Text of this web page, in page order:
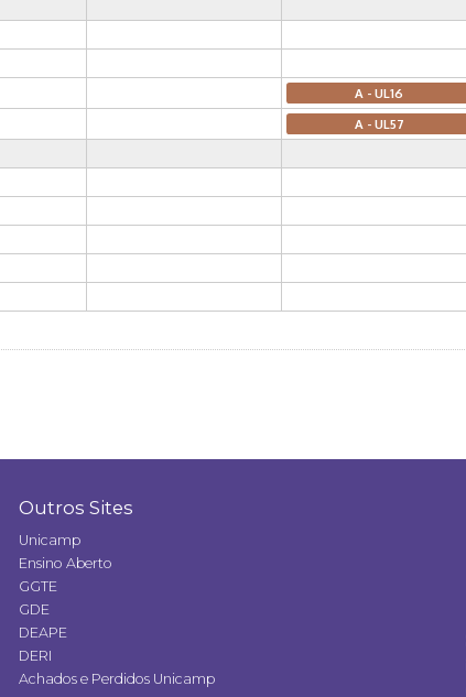
A - UL16
A - UL57
Outros Sites
Unicamp
Ensino Aberto
GGTE
GDE
DEAPE
DERI
Achados e Perdidos Unicamp